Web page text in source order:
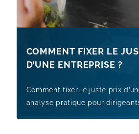
COMMENT FIXER LE
D’UNE ENTREPRISE ?
Comment fixer le juste prix
analyse pratique pour